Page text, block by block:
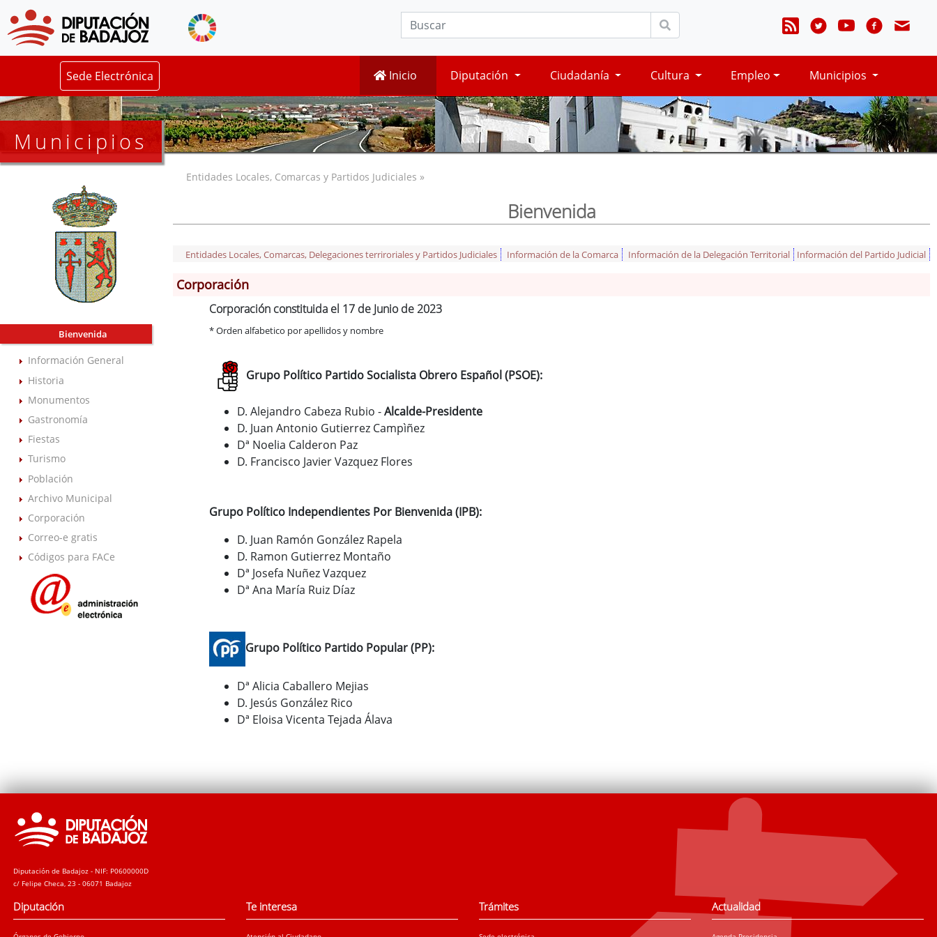
Sede Electrónica Inicio Diputación Ciudadanía Cultura Empleo Municipios
Municipios
Bienvenida
Información General
Historia
Monumentos
Gastronomía
Fiestas
Turismo
Población
Archivo Municipal
Corporación
Correo-e gratis
Códigos para FACe
Entidades Locales, Comarcas y Partidos Judiciales »
Bienvenida
Entidades Locales, Comarcas, Delegaciones terriroriales y Partidos Judiciales Información de la Comarca Información de la Delegación Territorial Información del Partido Judicial
Corporación
Corporación constituida el 17 de Junio de 2023
* Orden alfabetico por apellidos y nombre
Grupo Político Partido Socialista Obrero Español (PSOE):
D. Alejandro Cabeza Rubio -Alcalde-Presidente
D. Juan Antonio Gutierrez Campìñez
Dª Noelia Calderon Paz
D. Francisco Javier Vazquez Flores
Grupo Político Independientes Por Bienvenida (IPB):
D. Juan Ramón González Rapela
D. Ramon Gutierrez Montaño
Dª Josefa Nuñez Vazquez
Dª Ana María Ruiz Díaz
Grupo Político Partido Popular (PP):
Dª Alicia Caballero Mejias
D. Jesús González Rico
Dª Eloisa Vicenta Tejada Álava
Diputación de Badajoz - NIF: P0600000D
c/ Felipe Checa, 23 - 06071 Badajoz
Diputación Te interesa Trámites Actualidad